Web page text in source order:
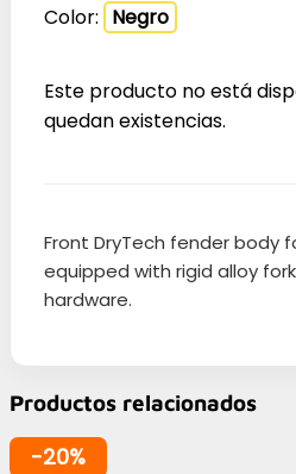
Color: Negro
Este producto no está
quedan existencias.
Front DryTech fender body
equipped with rigid alloy
hardware.
Productos relacionados
-20%